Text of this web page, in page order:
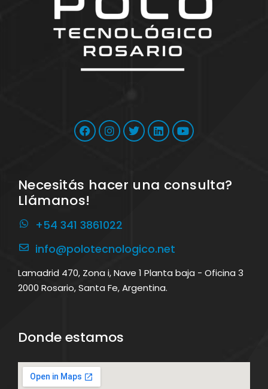
Necesitás hacer una consulta?
Llámanos!
+54 341 3861022
info@polotecnologico.net
Lamadrid 470, Zona i, Nave 1 Planta baja - Oficina 3
2000 Rosario, Santa Fe, Argentina.
Donde estamos